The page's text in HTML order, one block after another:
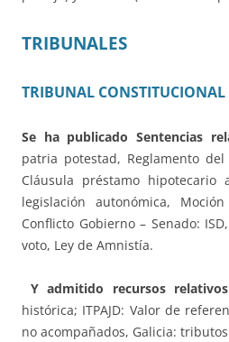
TRIBUNALES
TRIBUNAL CONSTITUCIONAL
Se ha publicado Sentencias
patria potestad, Reglamento
Cláusula préstamo hipotecario
legislación autonómica,
Conflicto Gobierno – Senado:
voto, Ley de Amnistía.
Y admitido recursos
histórica; ITPAJD: Valor de
no acompañados, Galicia: